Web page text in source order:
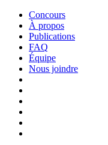
Concours
À propos
Publications
FAQ
Équipe
Nous joindre